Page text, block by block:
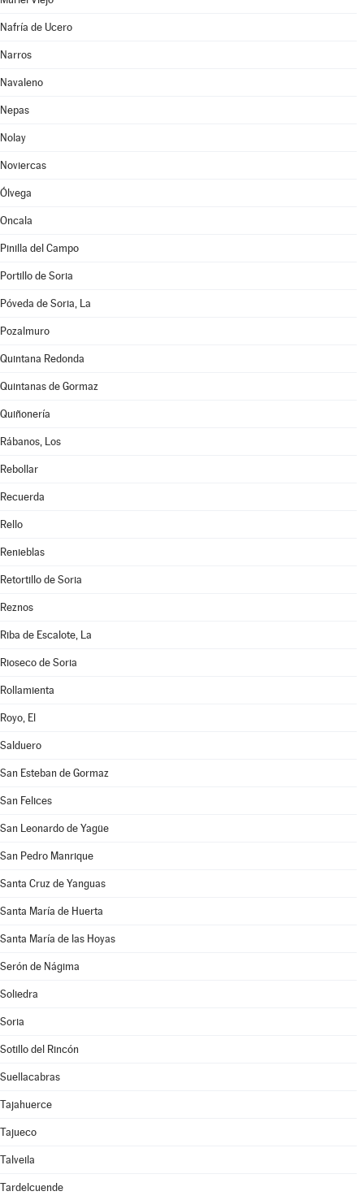
Nafría de Ucero
Narros
Navaleno
Nepas
Nolay
Noviercas
Ólvega
Oncala
Pinilla del Campo
Portillo de Soria
Póveda de Soria, La
Pozalmuro
Quintana Redonda
Quintanas de Gormaz
Quiñonería
Rábanos, Los
Rebollar
Recuerda
Rello
Renieblas
Retortillo de Soria
Reznos
Riba de Escalote, La
Rioseco de Soria
Rollamienta
Royo, El
Salduero
San Esteban de Gormaz
San Felices
San Leonardo de Yagüe
San Pedro Manrique
Santa Cruz de Yanguas
Santa María de Huerta
Santa María de las Hoyas
Serón de Nágima
Soliedra
Soria
Sotillo del Rincón
Suellacabras
Tajahuerce
Tajueco
Talveila
Tardelcuende